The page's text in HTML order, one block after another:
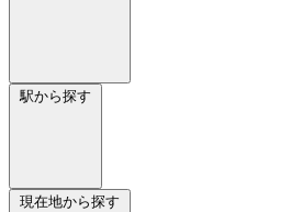
駅から探す
現在地から探す